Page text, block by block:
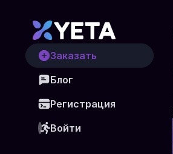
Заказать
Блог
Регистрация
Войти